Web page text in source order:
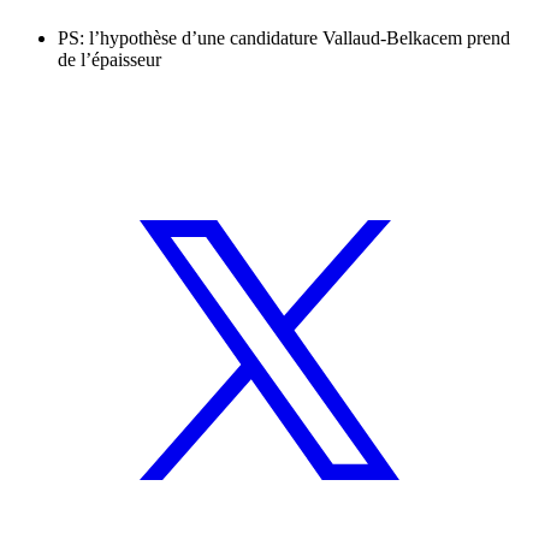
PS: l’hypothèse d’une candidature Vallaud-Belkacem prend
de l’épaisseur